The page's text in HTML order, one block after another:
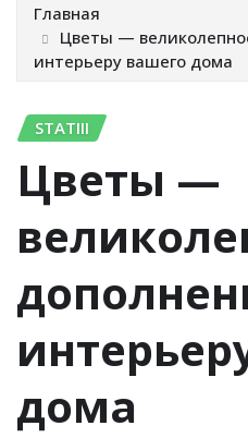
Главная
Цветы —
интерьеру вашего дома
STATIII
Цветы —
дома